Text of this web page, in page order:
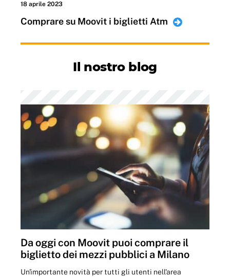
18 aprile 2023
Comprare su Moovit i biglietti Atm
Il nostro blog
Da oggi con Moovit puoi comprare il
biglietto dei mezzi pubblici a Milano
Un'importante novità per tutti gli utenti nell'area